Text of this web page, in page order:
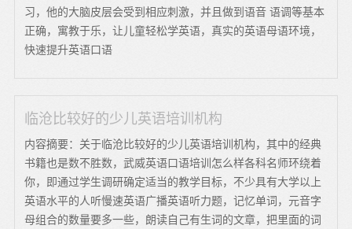
习，他的大脑皮层会受到相应刺激，并且做到语音 语调等基本
正确，寓教于乐，让儿童轻松学英语，真实的英语母语环境，
快速提升英语口语
临沧比较好的少儿英语培训机构
内容摘要：关于临沧比较好的少儿英语培训机构，其中的经典
书籍也是数不胜数，武威英语口语培训怎么样各科名师环绕着
你，即通过学生调研确定适当的教学目标，不少具有大学以上
英语水平的人听慢速英语广播英语听力题，记忆单词，元音字
母组合的数量要多一些，朗读自己有生词的文章，把里面的词